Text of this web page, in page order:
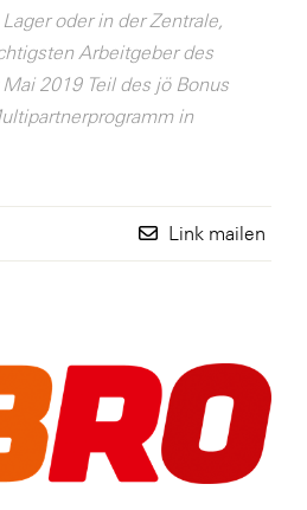
Österreich
Salzburg
Fahrzeughandel und
oder in der Zentrale,
Arbeitgeber des
2019 Teil des jö Bonus
in
Link mailen